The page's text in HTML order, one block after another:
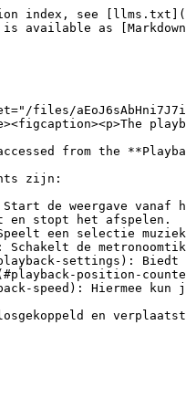
voordat je op \*\*Speel af\*\* klikt, dan wordt het afspelen hervat vanaf het begin van de partituur of vanaf de locatie waar het eerder was gestopt.
{% endhint %}

Tijdens het afspelen zijn alle instrumenten te horen, afhankelijk van wat er gedempt/gesoloeerd is in de [mixer](/nl/sound-and-playback/mixer.md). Om snel een specifieke notenbalk of een reeks notenbalken af ​​te spelen *zonder* de solo/mute-regelaars in de [mixer](/nl/sound-and-playback/mixer.md) te gebruiken:

1. Selecteer een [maat](/nl/notation/rhythm-meter-and-measures.md) waar je wilt beginnen (door op een lege ruimte binnen die maat te klikken).
2. *(Optional)* Hold `Shift` and click a measure on a different stave to create a range selection
3. Klik op de **Speel af** knop of druk op de `Spatiebalk`.

MuseScore Studio will now play back only the selected instruments.

### Spoel terug

Press the **Rewind** button to start playback from the beginning of the score.

Als een lus is ingesteld, start het indrukken van **Spoel terug** knop het afspelen vanaf het begin van de lus.

### Blijf gedeelte herhalen

Om een ​​gedeelte van de muziek herhaaldelijk af te spelen:

1. [Selecteer een bereik](/nl/basics/selecting-elements.md#creating-a-range-selection) in de partituur dat het muziekgedeelte bevat dat je wilt afspelen
2. Klik op **Lus afspelen**.
3. Press **Play**

Aan het begin en einde van het lusgedeelte verschijnen vlaggetjes.